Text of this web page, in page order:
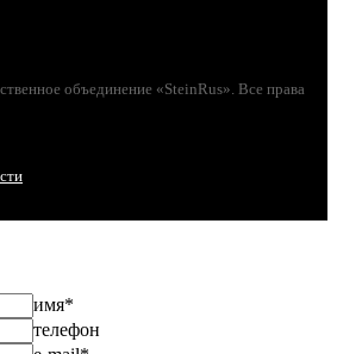
объединение «SteinRus». Все права
имя*
телефон